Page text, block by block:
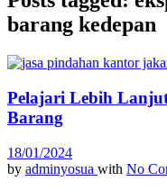
barang kedepan
Pelajari Lebih
Barang
18/01/2024
by adminyosua with No